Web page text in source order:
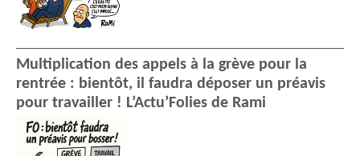
Multiplication des appels à la grève pour la
rentrée : bientôt, il faudra déposer un préavis
pour travailler ! L’Actu’Folies de Rami